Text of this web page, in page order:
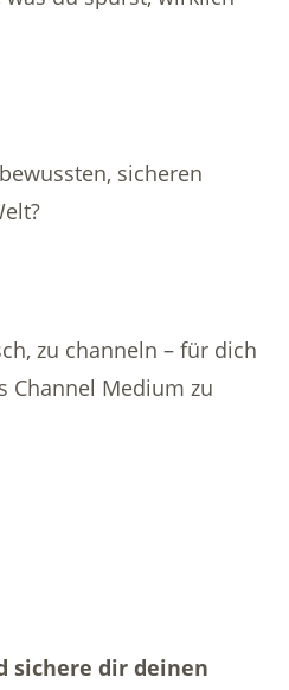
sicheren
zu channeln – für dich
Channel Medium zu
sichere dir deinen